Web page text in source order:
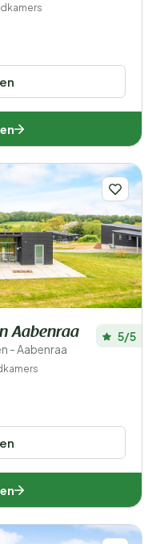
Aabenraa
- Aabenraa
5/5